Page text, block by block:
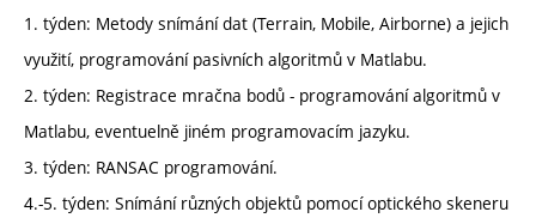
1. týden: Metody snímání dat (Terrain, Mobile, Airborne) a jejich
využití, programování pasivních algoritmů v Matlabu.
2. týden: Registrace mračna bodů - programování algoritmů v
Matlabu, eventuelně jiném programovacím jazyku.
3. týden: RANSAC programování.
4.-5. týden: Snímání různých objektů pomocí optického skeneru